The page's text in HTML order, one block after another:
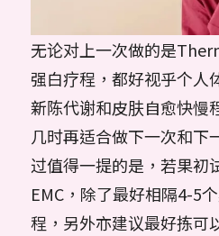
无论对上一次做的是
强白疗程，都好视乎个人
新陈代谢和皮肤自愈快慢
几时再适合做下一次和下
过值得一提的是，若果初
EMC，除了最好相隔4-5
程，另外亦建议最好拣可